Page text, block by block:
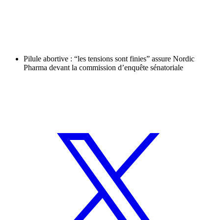
Pilule abortive : “les tensions sont finies” assure Nordic
Pharma devant la commission d’enquête sénatoriale